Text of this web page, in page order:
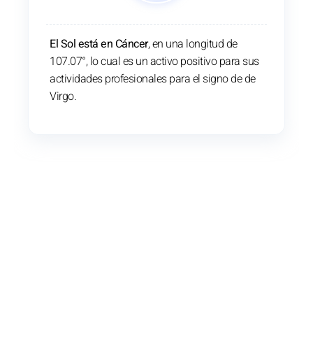
El Sol está en Cáncer, en una longitud de
107.07°, lo cual es un activo positivo para sus
actividades profesionales para el signo de de
Virgo.